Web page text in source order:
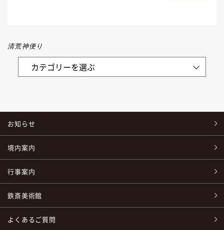
清荒神便り
お知らせ
境内案内
行事案内
鉄斎美術館
よくあるご質問